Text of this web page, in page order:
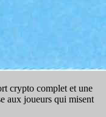
crypto complet et une
aux joueurs qui misent